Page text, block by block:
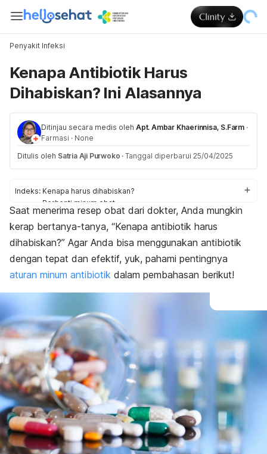
Penyakit Infeksi
Kenapa Antibiotik Harus
Dihabiskan? Ini Alasannya
Ditinjau secara medis oleh Apt. Ambar Khaerinnisa, S.Farm ·
Farmasi · None
Ditulis oleh Satria Aji Purwoko · Tanggal diperbarui 25/04/2025
Indeks: Kenapa harus dihabiskan?
Berhenti minum obat
Tips mencegah efek samping
Saat menerima resep obat dari dokter, Anda mungkin
kerap bertanya-tanya, “Kenapa antibiotik harus
dihabiskan?” Agar Anda bisa menggunakan antibiotik
dengan tepat dan efektif, yuk, pahami pentingnya
aturan minum antibiotik dalam pembahasan berikut!